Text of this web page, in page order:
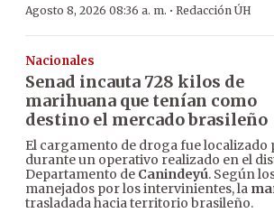
Agosto 8, 2026 08:36 a. m. · Redacción ÚH
Nacionales
Senad incauta 728 kilos de
marihuana que tenían como
destino el mercado brasileño
El cargamento de droga fue localizado
durante un operativo realizado en el
Departamento de Canindeyú. Según
manejados por los intervinientes, la
trasladada hacia territorio brasileño.